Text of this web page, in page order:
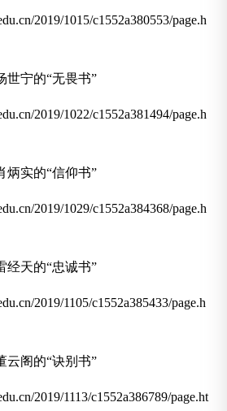
2019/1015/c1552a380553/page.h
世宁的“无畏书”
2019/1022/c1552a381494/page.h
炳实的“信仰书”
2019/1029/c1552a384368/page.h
经天的“忠诚书”
2019/1105/c1552a385433/page.h
云阁的“诀别书”
2019/1113/c1552a386789/page.ht